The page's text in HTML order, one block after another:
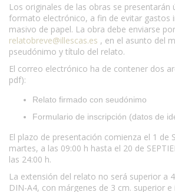
Los originales de las obras se presentarán
formato electrónico, a fin de evitar gastos
masivo de papel. La obra debe enviarse
relatobreve@illescas.es , en el asunto del
pseudónimo y título del relato.
El correo electrónico ha de contener dos
pdf):
Relato firmado con seudónimo
Formulario de inscripción (datos de
El plazo de presentación comienza el 1 de
martes, a las 09:00 h hasta el 20 de
las 24:00 h.
La extensión del relato no será superior a
DIN-A4, con márgenes de 3 cm. superior